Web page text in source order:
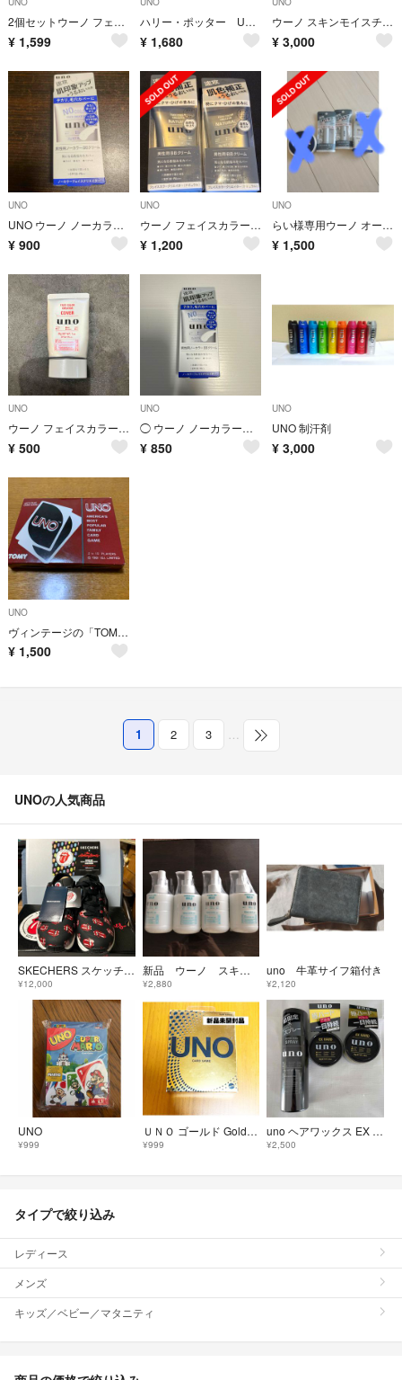
2個セットウーノ フェイスカラークリエイター(ナチュラル) 30g
¥ 1,599
ハリー・ポッター UNO ウノ カードゲーム 中古 原作絵 キャラクター ボード
¥ 1,680
ウーノ スキンモイスチャー 3Dマスク 32枚
¥ 3,000
UNO
UNO ウーノ ノーカラーフェイスクリエイター 男性用 BBクリーム30g
¥ 900
UNO
ウーノ フェイスカラークリエイター(ナチュラル) 30g
¥ 1,200
UNO
らい様専用ウーノ オールインワンリップクリエイター 2.2g
¥ 1,500
UNO
ウーノ フェイスカラークリエイター(カバー) カラーレベル3 30g
¥ 500
UNO
◯ ウーノ ノーカラーフェイスクリエイター 30g
¥ 850
UNO
UNO 制汗剤
¥ 3,000
UNO
ヴィンテージの「TOMY UNO」カードゲーム
¥ 1,500
1 2 3
UNOの人気商品
SKECHERS スケッチャーズ UNO ウノ SAY IT LOUD ザ・ロー
¥12,000
新品 ウーノ スキンケアタンク マイルド 160ml4本セット
¥2,880
uno 牛革サイフ箱付き
¥2,120
UNO
¥999
ＵＮＯ ゴールド Gold Edition
¥999
uno ヘアワックス EX HARD 2個& ハードスプレー
¥2,500
タイプで絞り込み
レディース
メンズ
キッズ／ベビー／マタニティ